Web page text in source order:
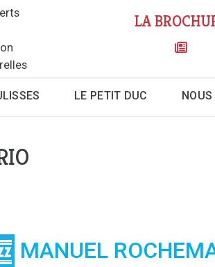
LA
LE PETIT DUC
MANUEL